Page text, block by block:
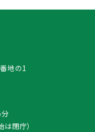
地の1
閉庁）